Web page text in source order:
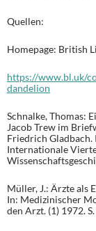
Quellen:
Homepage: British
https://www.bl.uk/
dandelion
Schnalke, Thomas:
Jacob Trew im
Friedrich
Internationale
Müller, J.: Ärzte als
In: Medizinischer
den Arzt. (1) 1972.